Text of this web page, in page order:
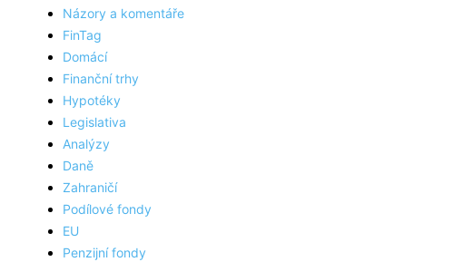
Názory a komentáře
FinTag
Domácí
Finanční trhy
Hypotéky
Legislativa
Analýzy
Daně
Zahraničí
Podílové fondy
EU
Penzijní fondy